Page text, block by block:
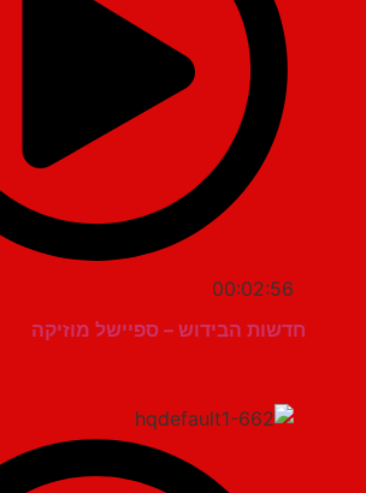
00:02:56
חדשות הבידוש – ספיישל מוזיקה